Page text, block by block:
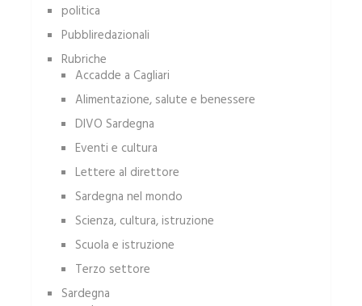
politica
Pubbliredazionali
Rubriche
Accadde a Cagliari
Alimentazione, salute e benessere
DIVO Sardegna
Eventi e cultura
Lettere al direttore
Sardegna nel mondo
Scienza, cultura, istruzione
Scuola e istruzione
Terzo settore
Sardegna